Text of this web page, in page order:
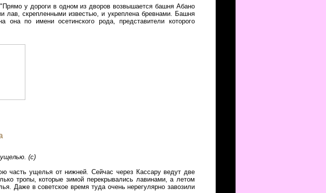
у дороги в одном из дворов возвышается башня Абано
скрепленными известью, и укреплена бревнами. Башня
по имени осетинского рода, представители которого
(с)
часть ущелья от нижней. Сейчас через Кассару ведут две
тропы, которые зимой перекрывались лавинами, а летом
Даже в советское время туда очень нерегулярно завозили